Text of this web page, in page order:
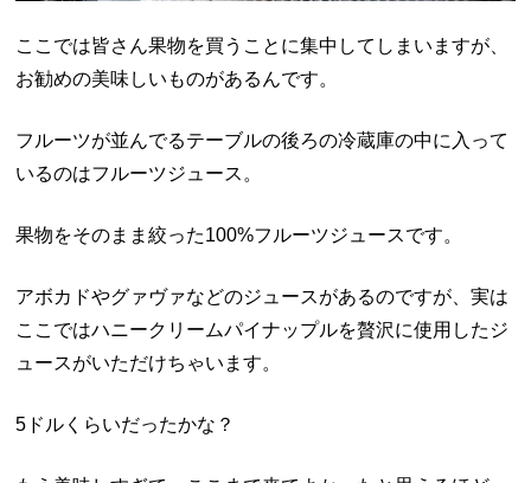
ここでは皆さん果物を買うことに集中してしまいますが、
お勧めの美味しいものがあるんです。
フルーツが並んでるテーブルの後ろの冷蔵庫の中に入って
いるのはフルーツジュース。
果物をそのまま絞った100%フルーツジュースです。
アボカドやグァヴァなどのジュースがあるのですが、実は
ここではハニークリームパイナップルを贅沢に使用したジ
ュースがいただけちゃいます。
5ドルくらいだったかな？